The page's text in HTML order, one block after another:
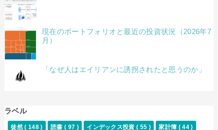
現在のポートフォリオと最近の投資状況（2026年7
月）
「なぜ人はエイリアンに誘拐されたと思うのか」
ラベル
徒然( 148 ) 読書 ( 97 ) インデックス投資( 55 ) 家計簿 ( 44 )